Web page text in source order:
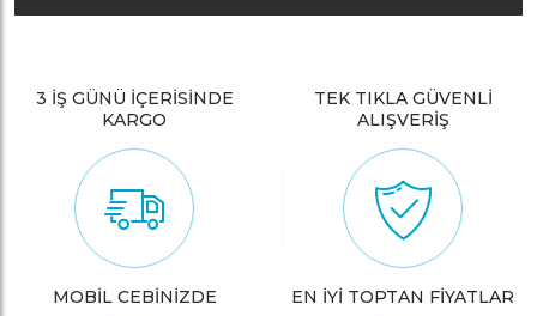
3 İŞ GÜNÜ İÇERİSİNDE
KARGO
TEK TIKLA GÜVENLİ
ALIŞVERİŞ
MOBİL CEBİNİZDE EN İYİ TOPTAN FİYATLAR